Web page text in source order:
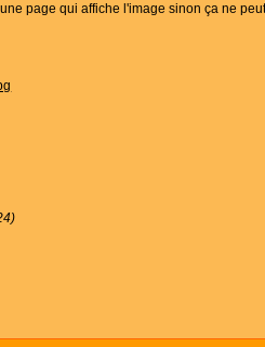
page qui affiche l'image sinon ça ne